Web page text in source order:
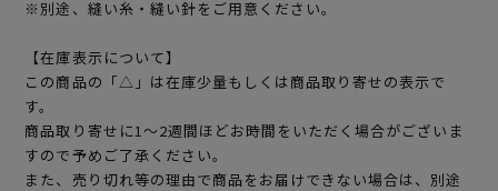
※別途、縫い糸・縫い針をご用意ください。
【在庫表示について】
この商品の「△」は在庫少量もしくは商品取り寄せの表示で
す。
商品取り寄せに1～2週間ほどお時間をいただく場合がございま
すので予めご了承ください。
また、売り切れ等の理由で商品をお届けできない場合は、別途